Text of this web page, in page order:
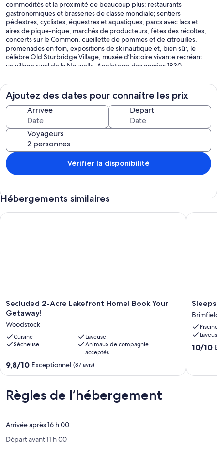
commodités et la proximité de beaucoup plus: restaurants
gastronomiques et brasseries de classe mondiale; sentiers
pédestres, cyclistes, équestres et aquatiques; parcs avec lacs et
aires de pique-nique; marchés de producteurs, fêtes des récoltes,
concerts sur le Common, cueillette de pommes et de citrouilles,
promenades en foin, expositions de ski nautique et, bien sûr, le
célèbre Old Sturbridge Village, musée d’histoire vivante recréant
un village rural de la Nouvelle-Angleterre des années 1830.
Présentée dans le Wall Street Journal en tant que Maison du jour,
cette propriété a tout. Offrez à votre famille un hébergement et
des équipements luxueux: un complexe aquatique avec casita et
barbecue, deux courts de tennis (gazon et terre battue), un terrain
de pratique du golf, des jeux sur gazon, une grange et un corral
(apportez votre cheval!), étang privé pour la pêche, 60 hectares
avec des sentiers privés pour la randonnée ou l’équitation, un foyer,
des champs vallonnés, des jardins, plusieurs patios et terrasses, et
un aménagement paysager luxuriant. Il y a même un café à thème
"Petite Italie", idéal pour les petits événements. Et pour les amateurs
ou les concessionnaires de la Foire aux antiquités, un stationnement
Ajoutez des dates pour connaître les prix
Arrivée Départ
Voyageurs
Vérifier la disponibilité
Hébergements similaires
Secluded
2-
Lakefront
Home!
Book
Getaway!
Secluded 2-Acre Lakefront Home! Book Your
Getaway!
Woodstock
Cuisine
Laveuse
Sécheuse
Animaux de compagnie
acceptés
9.8
sur
Exceptionnel,
(87 avis)
9,8/10 Exceptionnel (87 avis)
Secluded 2-Acre Lakefront Home! Book Your Getaway!
Sleeps
15
•
Pool
•
Retreat
10.0
10/10
Sleeps
Règles de l’hébergement
Arrivée après 16 h 00
Départ avant 11 h 00